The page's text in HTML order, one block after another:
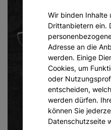
Wir binden Inhalte
Drittanbietern ein.
Adresse an die
werden. Einige
Cookies, um
oder
entscheiden,
werden dürfen.
können Sie
Datenschutzseite